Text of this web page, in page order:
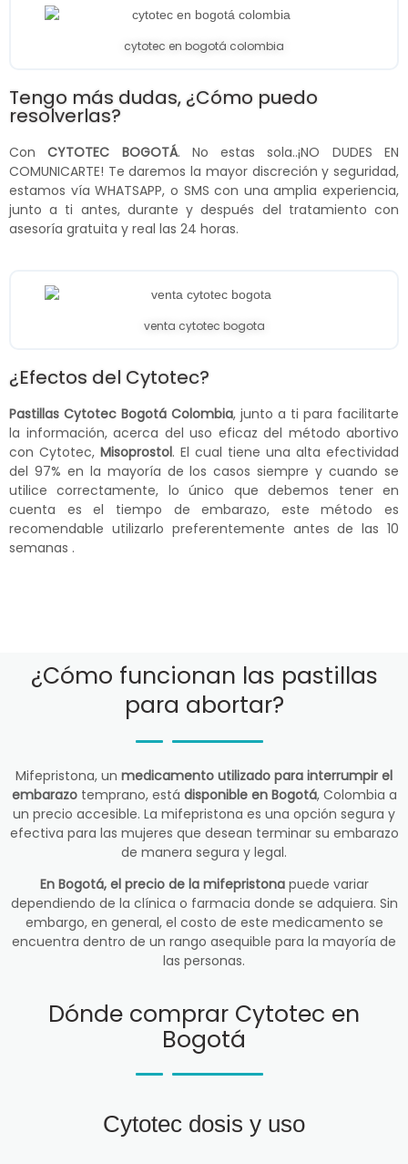
cytotec en bogotá colombia
Tengo más dudas, ¿Cómo puedo
resolverlas?
ConCYTOTEC BOGOTÁ. No estas sola..¡NO DUDES EN
COMUNICARTE! Te daremos la mayor discreción y seguridad,
estamos vía WHATSAPP, o SMS con una amplia experiencia,
junto a ti antes, durante y después del tratamiento con
asesoría gratuita y real las 24 horas.
venta cytotec bogota
¿Efectos del Cytotec?
Pastillas Cytotec Bogotá Colombia, junto a ti para facilitarte
la información, acerca del uso eficaz del método abortivo
con Cytotec, Misoprostol. El cual tiene una alta efectividad
del 97% en la mayoría de los casos siempre y cuando se
utilice correctamente, lo único que debemos tener en
cuenta es el tiempo de embarazo, este método es
recomendable utilizarlo preferentemente antes de las 10
semanas .
¿Cómo funcionan las pastillas
para abortar?
Mifepristona, un medicamento utilizado para interrumpir el
embarazotemprano, está disponible en Bogotá, Colombia a
un precio accesible. La mifepristona es una opción segura y
efectiva para las mujeres que desean terminar su embarazo
de manera segura y legal.
En Bogotá, el precio de la mifepristonapuede variar
dependiendo de la clínica o farmacia donde se adquiera. Sin
embargo, en general, el costo de este medicamento se
encuentra dentro de un rango asequible para la mayoría de
las personas.
Dónde comprar Cytotec en
Bogotá
Cytotec dosis y uso